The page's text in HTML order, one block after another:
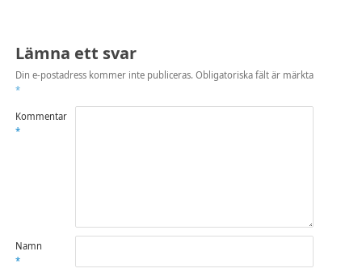
Lämna ett svar
Din e-postadress kommer inte publiceras. Obligatoriska fält är märkta
*
Kommentar
*
Namn
*